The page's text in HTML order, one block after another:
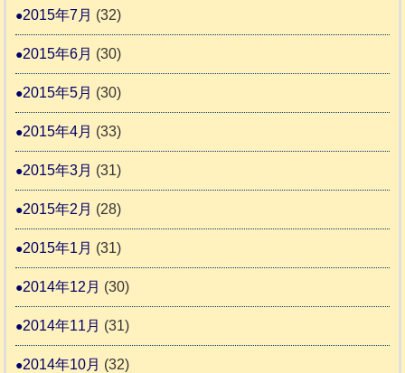
2015年7月 (32)
2015年6月 (30)
2015年5月 (30)
2015年4月 (33)
2015年3月 (31)
2015年2月 (28)
2015年1月 (31)
2014年12月 (30)
2014年11月 (31)
2014年10月 (32)